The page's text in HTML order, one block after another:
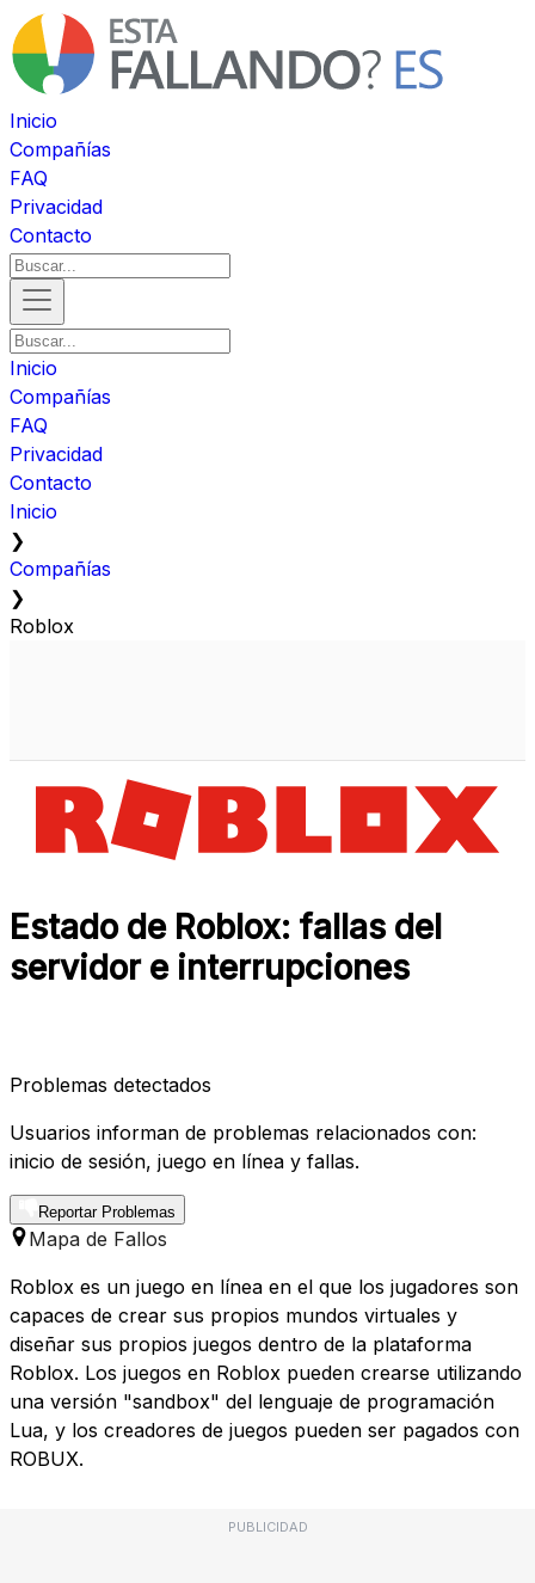
Inicio
Compañías
FAQ
Privacidad
Contacto
Inicio
Compañías
FAQ
Privacidad
Contacto
Inicio
❯
Compañías
❯
Roblox
Estado de Roblox: fallas del
servidor e interrupciones
Problemas detectados
Usuarios informan de problemas relacionados con:
inicio de sesión, juego en línea y fallas.
Reportar Problemas
Mapa de Fallos
Roblox es un juego en línea en el que los jugadores son
capaces de crear sus propios mundos virtuales y
diseñar sus propios juegos dentro de la plataforma
Roblox. Los juegos en Roblox pueden crearse utilizando
una versión "sandbox" del lenguaje de programación
Lua, y los creadores de juegos pueden ser pagados con
ROBUX.
PUBLICIDAD